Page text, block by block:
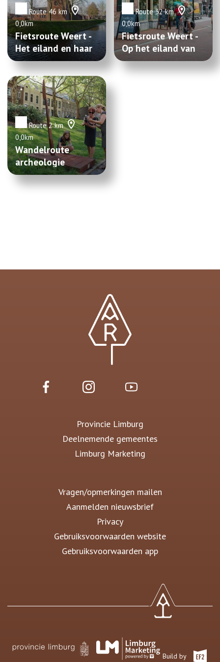
Route 46 km
0,0km
Fietsroute Weert -
Het eiland en haar
sferen
Route 32 km
0,0km
Fietsroute Weert -
Op het eiland van
Weert
Route 2 km
0,0km
Wandelroute
archeologie
Roermond
Provincie Limburg
Deelnemende gemeentes
Limburg Marketing
Vragen/opmerkingen mailen
Aanmelden nieuwsbrief
Privacy
Gebruiksvoorwaarden website
Gebruiksvoorwaarden app
Build by